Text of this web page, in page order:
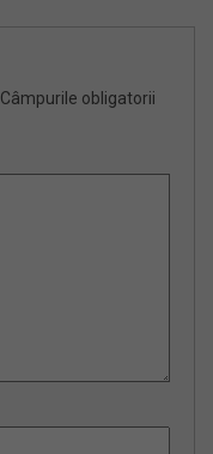
Câmpurile obligatorii